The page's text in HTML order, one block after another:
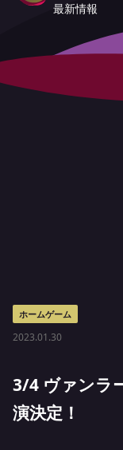
最新情報
ホームゲーム
2023.01.30
3/4 ヴァンラ
演決定！